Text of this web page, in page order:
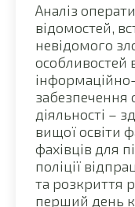
Аналіз
відомостей,
невідомого
особливостей
діяльності –
вищої освіти
фахівців для
поліції
та розкриття
перший день